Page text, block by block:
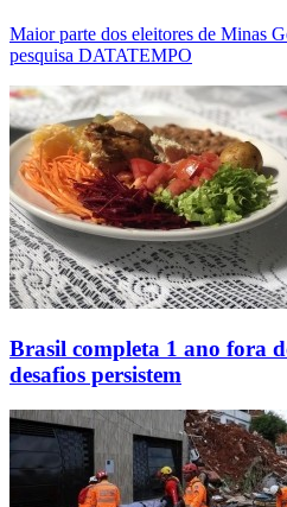
Maior parte dos eleitores de Minas
pesquisa DATATEMPO
Brasil completa 1 ano fora
desafios persistem